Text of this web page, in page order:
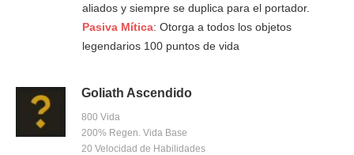
aliados y siempre se duplica para el portador.
Pasiva Mítica: Otorga a todos los objetos
legendarios 100 puntos de vida
Goliath Ascendido
800 Vida
200% Regen. Vida Base
20 Velocidad de Habilidades